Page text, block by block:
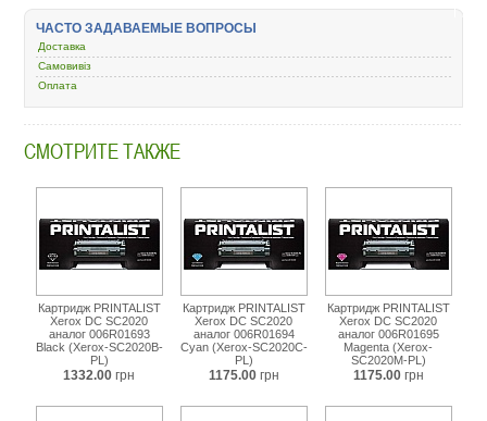
i-
brother-
2520-
ЧАСТО ЗАДАВАЕМЫЕ ВОПРОСЫ
Доставка
Самовивіз
Оплата
СМОТРИТЕ ТАКЖЕ
Картридж PRINTALIST
Xerox DC SC2020
аналог 006R01693
Black (Xerox-SC2020B-
PL)
1332.00 грн
Картридж PRINTALIST
Xerox DC SC2020
аналог 006R01694
Cyan (Xerox-SC2020C-
PL)
1175.00 грн
Картридж PRINTALIST
Xerox DC SC2020
аналог 006R01695
Magenta (Xerox-
SC2020M-PL)
1175.00 грн